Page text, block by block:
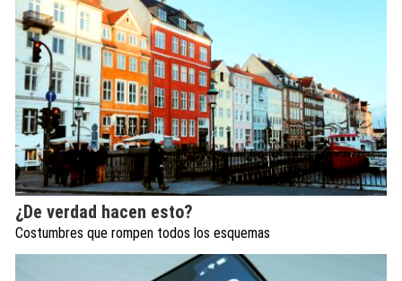
¿De verdad hacen esto?
Costumbres que rompen todos los esquemas